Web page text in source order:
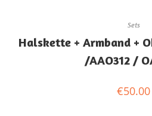
Sets
Halskette + Armband +
/AAO312 /
€50.00